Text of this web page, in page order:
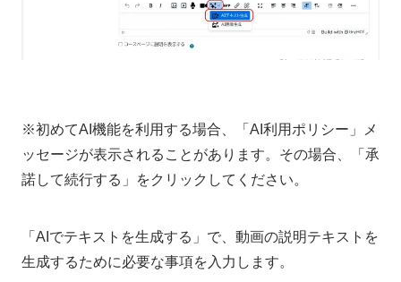
※初めてAI機能を利用する場合、「AI利用ポリシー」メ
ッセージが表示されることがあります。その場合、「承
諾して続行する」をクリックしてください。
「AIでテキストを生成する」で、動画の説明テキストを
生成するために必要な事項を入力します。